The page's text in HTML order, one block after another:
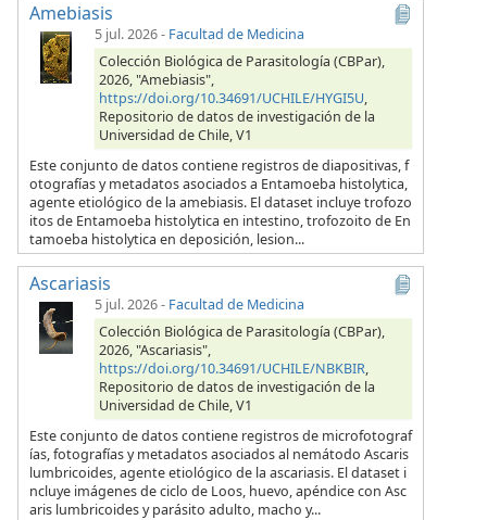
Amebiasis
5 jul. 2026- Facultad de Medicina
Colección Biológica de Parasitología (CBPar),
2026, "Amebiasis",
https://doi.org/10.34691/UCHILE/HYGI5U,
Repositorio de datos de investigación de la
Universidad de Chile, V1
Este conjunto de datos contiene registros de diapositivas, f
otografías y metadatos asociados a Entamoeba histolytica,
agente etiológico de la amebiasis. El dataset incluye trofozo
itos de Entamoeba histolytica en intestino, trofozoito de En
tamoeba histolytica en deposición, lesion...
Ascariasis
5 jul. 2026- Facultad de Medicina
Colección Biológica de Parasitología (CBPar),
2026, "Ascariasis",
https://doi.org/10.34691/UCHILE/NBKBIR,
Repositorio de datos de investigación de la
Universidad de Chile, V1
Este conjunto de datos contiene registros de microfotograf
ías, fotografías y metadatos asociados al nemátodo Ascaris
lumbricoides, agente etiológico de la ascariasis. El dataset i
ncluye imágenes de ciclo de Loos, huevo, apéndice con Asc
aris lumbricoides y parásito adulto, macho y...